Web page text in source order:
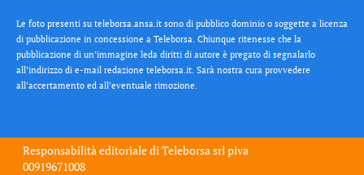
Le foto presenti su teleborsa.ansa.it sono di pubblico dominio o soggette a licenza
di pubblicazione in concessione a Teleborsa. Chiunque ritenesse che la
pubblicazione di un’immagine leda diritti di autore è pregato di segnalarlo
all’indirizzo di e-mail redazione teleborsa.it. Sarà nostra cura provvedere
all’accertamento ed all’eventuale rimozione.
Responsabilità editoriale diTeleborsa srl piva
00919671008